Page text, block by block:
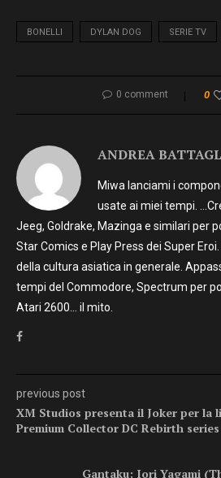
BONELLI DYLAN DOG SERIE TV
0 comment 0
ANDREA
Miwa lanciami i
usate ai miei tempi.
Jeeg, Goldrake, Mazinga e similari per
Star Comics e Play Press dei Super
della cultura asiatica in generale.
tempi del Commodore, Spectrum per
Atari 2600… il mito.
previous post
XM Studios presenta il Joker per la
Premium Collector DC Rebirth series
Gantaku: Iori Yagami